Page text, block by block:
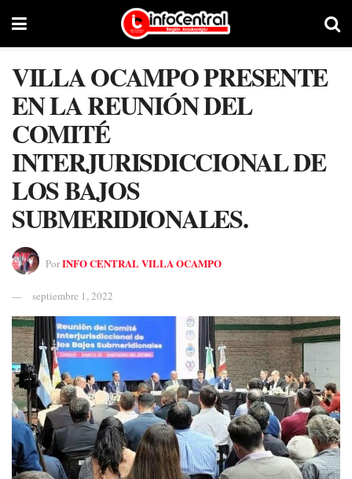
VILLA OCAMPO PRESENTE
EN LA REUNIÓN DEL
COMITÉ
INTERJURISDICCIONAL DE
LOS BAJOS
SUBMERIDIONALES.
PorINFO CENTRAL VILLA OCAMPO
septiembre 1, 2022